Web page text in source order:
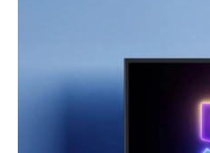
Brug denne kode